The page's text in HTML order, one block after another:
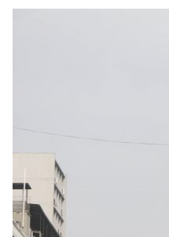
Contenido Patrocinado